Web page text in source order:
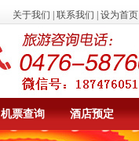
关于我们 联系我们 设为首页
机票查询 酒店预定